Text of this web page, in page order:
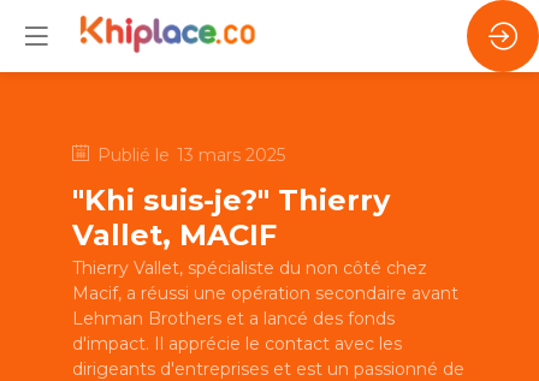
Publié le 13 mars 2025
"Khi suis-je?" Thierry
Vallet, MACIF
Thierry Vallet, spécialiste du non côté chez
Macif, a réussi une opération secondaire avant
Lehman Brothers et a lancé des fonds
d'impact. Il apprécie le contact avec les
dirigeants d'entreprises et est un passionné de